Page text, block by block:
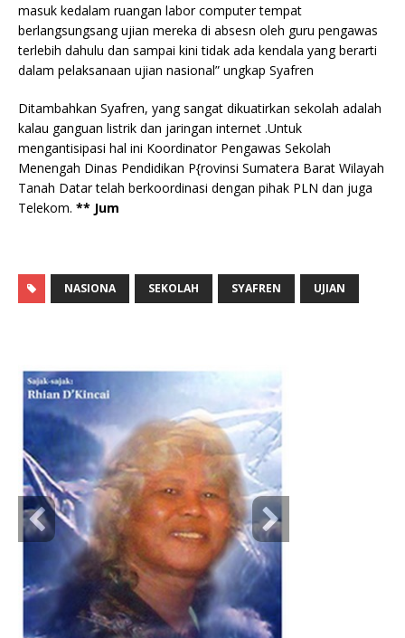
masuk kedalam ruangan labor computer tempat
berlangsungsang ujian mereka di absesn oleh guru pengawas
terlebih dahulu dan sampai kini tidak ada kendala yang berarti
dalam pelaksanaan ujian nasional” ungkap Syafren
Ditambahkan Syafren, yang sangat dikuatirkan sekolah adalah
kalau ganguan listrik dan jaringan internet .Untuk
mengantisipasi hal ini Koordinator Pengawas Sekolah
Menengah Dinas Pendidikan P{rovinsi Sumatera Barat Wilayah
Tanah Datar telah berkoordinasi dengan pihak PLN dan juga
Telekom. ** Jum
NASIONA SEKOLAH SYAFREN UJIAN